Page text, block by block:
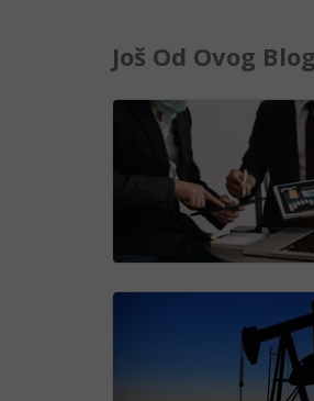
Još Od Ovog